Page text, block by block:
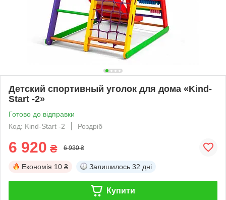
Детский спортивный уголок для дома «Kind-
Start -2»
Готово до відправки
Код: Kind-Start -2
Роздріб
6 920 ₴ 6 930 ₴
Економія 10 ₴ Залишилось 32 дні
Купити